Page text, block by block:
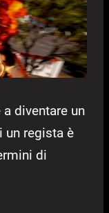
diventare un
un regista è
di